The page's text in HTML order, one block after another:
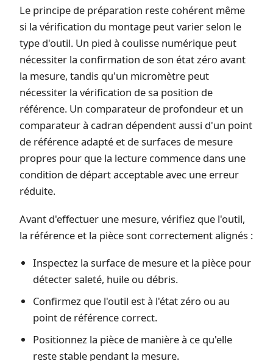
Le principe de préparation reste cohérent même
si la vérification du montage peut varier selon le
type d'outil. Un pied à coulisse numérique peut
nécessiter la confirmation de son état zéro avant
la mesure, tandis qu'un micromètre peut
nécessiter la vérification de sa position de
référence. Un comparateur de profondeur et un
comparateur à cadran dépendent aussi d'un point
de référence adapté et de surfaces de mesure
propres pour que la lecture commence dans une
condition de départ acceptable avec une erreur
réduite.
Avant d'effectuer une mesure, vérifiez que l'outil,
la référence et la pièce sont correctement alignés :
Inspectez la surface de mesure et la pièce pour
détecter saleté, huile ou débris.
Confirmez que l'outil est à l'état zéro ou au
point de référence correct.
Positionnez la pièce de manière à ce qu'elle
reste stable pendant la mesure.